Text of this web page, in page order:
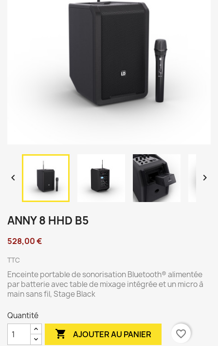
 
ANNY 8 HHD B5
528,00 €
TTC
Enceinte portable de sonorisation Bluetooth® alimentée
par batterie avec table de mixage intégrée et un micro à
main sans fil, Stage Black
Quantité
 AJOUTER AU PANIER favorite_border